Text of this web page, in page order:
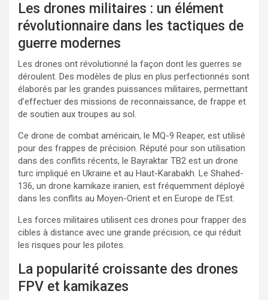
Les drones militaires : un élément
révolutionnaire dans les tactiques de
guerre modernes
Les drones ont révolutionné la façon dont les guerres se
déroulent. Des modèles de plus en plus perfectionnés sont
élaborés par les grandes puissances militaires, permettant
d’effectuer des missions de reconnaissance, de frappe et
de soutien aux troupes au sol.
Ce drone de combat américain, le MQ-9 Reaper, est utilisé
pour des frappes de précision. Réputé pour son utilisation
dans des conflits récents, le Bayraktar TB2 est un drone
turc impliqué en Ukraine et au Haut-Karabakh. Le Shahed-
136, un drone kamikaze iranien, est fréquemment déployé
dans les conflits au Moyen-Orient et en Europe de l’Est.
Les forces militaires utilisent ces drones pour frapper des
cibles à distance avec une grande précision, ce qui réduit
les risques pour les pilotes.
La popularité croissante des drones
FPV et kamikazes